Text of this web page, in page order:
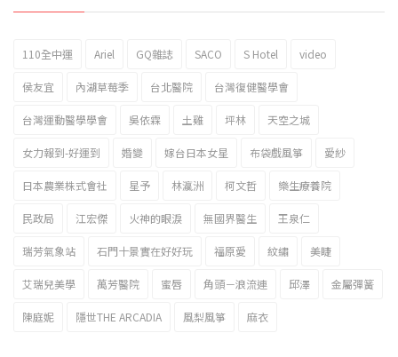
2023新北市北海岸國際風箏節「風在石起」霸氣回歸
110全中運 Ariel GQ雜誌 SACO S Hotel video
侯友宜 內湖草莓季 台北醫院 台灣復健醫學會
台灣運動醫學學會 吳依霖 土雞 坪林 天空之城
女力報到-好運到 婚變 嫁台日本女星 布袋戲風箏 愛紗
日本農業株式會社 星予 林瀛洲 柯文哲 樂生療養院
民政局 江宏傑 火神的眼淚 無國界醫生 王泉仁
瑞芳氣象站 石門十景實在好好玩 福原愛 紋繡 美睫
艾瑞兒美學 萬芳醫院 蜜唇 角頭－浪流連 邱澤 金屬彈簧
陳庭妮 隱世THE ARCADIA 風梨風箏 麻衣